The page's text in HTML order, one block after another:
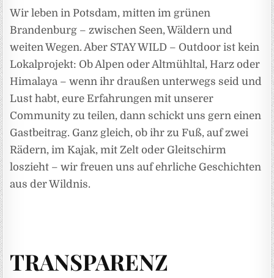
Wir leben in Potsdam, mitten im grünen
Brandenburg – zwischen Seen, Wäldern und
weiten Wegen. Aber STAY WILD – Outdoor ist kein
Lokalprojekt: Ob Alpen oder Altmühltal, Harz oder
Himalaya – wenn ihr draußen unterwegs seid und
Lust habt, eure Erfahrungen mit unserer
Community zu teilen, dann schickt uns gern einen
Gastbeitrag. Ganz gleich, ob ihr zu Fuß, auf zwei
Rädern, im Kajak, mit Zelt oder Gleitschirm
loszieht – wir freuen uns auf ehrliche Geschichten
aus der Wildnis.
TRANSPARENZ